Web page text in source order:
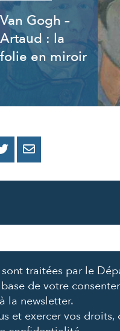
Van Gogh –
Artaud : la
folie en miroir
PARTAGER
PARTAGER
traitées par le
base de votre
la newsletter.
et exercer vos droits,